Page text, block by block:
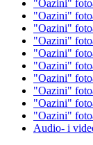
"Oazini"
"Oazini"
"Oazini"
"Oazini"
"Oazini"
"Oazini"
"Oazini"
"Oazini"
"Oazini"
"Oazini"
Audio- i